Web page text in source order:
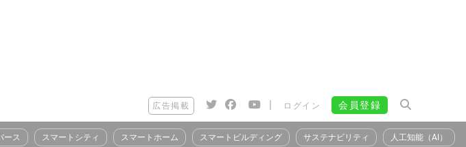
広告掲載 | ログイン 会員登録
ース スマートシティ スマートホーム スマートビルディング サステナビリティ 人工知能（AI）